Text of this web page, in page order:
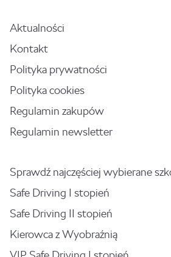
Aktualności
Kontakt
Polityka prywatności
Polityka cookies
Regulamin zakupów
Regulamin newsletter
Sprawdź najczęściej wybierane
Safe Driving I stopień
Safe Driving II stopień
Kierowca z Wyobraźnią